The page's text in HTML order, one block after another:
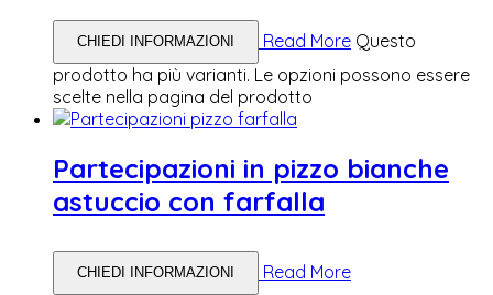
CHIEDI INFORMAZIONI Read More Questo
prodotto ha più varianti. Le opzioni possono essere
scelte nella pagina del prodotto
Partecipazioni in pizzo bianche
astuccio con farfalla
CHIEDI INFORMAZIONI Read More